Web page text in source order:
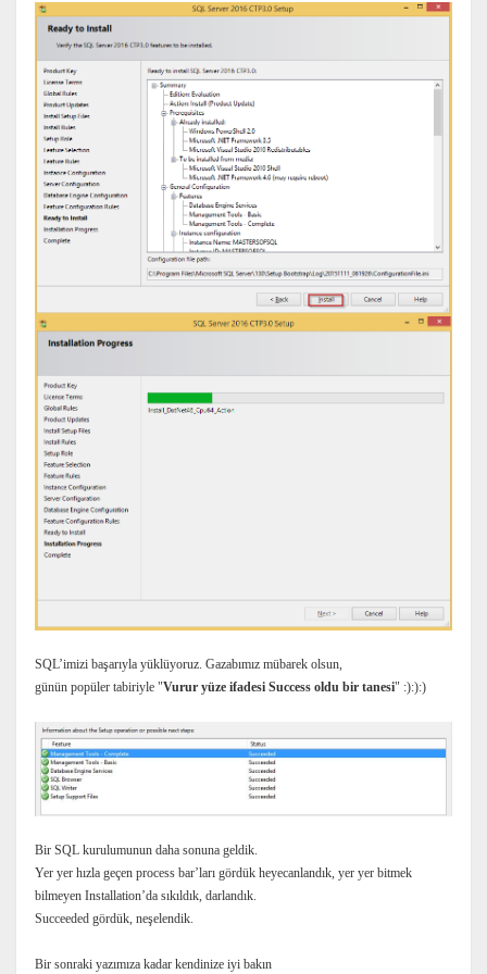
SQL’imizi başarıyla yüklüyoruz. Gazabımız mübarek olsun,
günün popüler tabiriyle "Vurur yüze ifadesi Success oldu bir tanesi" :):):)
Bir SQL kurulumunun daha sonuna geldik.
Yer yer hızla geçen process bar’ları gördük heyecanlandık, yer yer bitmek
bilmeyen Installation’da sıkıldık, darlandık.
Succeeded gördük, neşelendik.
Bir sonraki yazımıza kadar kendinize iyi bakın